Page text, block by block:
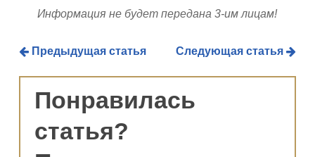
Информация не будет передана 3-им лицам!
Предыдущая статья Следующая статья
Понравилась
статья?